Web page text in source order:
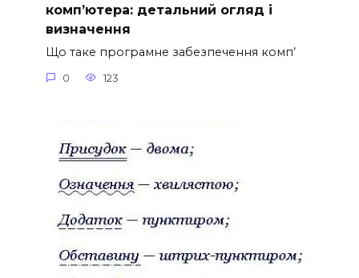
комп’ютера: детальний огляд і
визначення
Що таке програмне забезпечення комп’
0 123